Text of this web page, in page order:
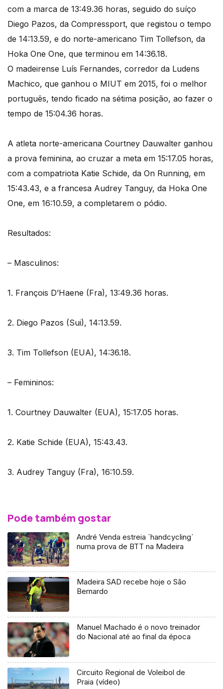
com a marca de 13:49.36 horas, seguido do suíço
Diego Pazos, da Compressport, que registou o tempo
de 14:13.59, e do norte-americano Tim Tollefson, da
Hoka One One, que terminou em 14:36.18.
O madeirense Luís Fernandes, corredor da Ludens
Machico, que ganhou o MIUT em 2015, foi o melhor
português, tendo ficado na sétima posição, ao fazer o
tempo de 15:04.36 horas.
A atleta norte-americana Courtney Dauwalter ganhou
a prova feminina, ao cruzar a meta em 15:17.05 horas,
com a compatriota Katie Schide, da On Running, em
15:43.43, e a francesa Audrey Tanguy, da Hoka One
One, em 16:10.59, a completarem o pódio.
Resultados:
– Masculinos:
1. François D’Haene (Fra), 13:49.36 horas.
2. Diego Pazos (Sui), 14:13.59.
3. Tim Tollefson (EUA), 14:36.18.
– Femininos:
1. Courtney Dauwalter (EUA), 15:17.05 horas.
2. Katie Schide (EUA), 15:43.43.
3. Audrey Tanguy (Fra), 16:10.59.
Pode também gostar
André Venda estreia `handcycling`
numa prova de BTT na Madeira
Madeira SAD recebe hoje o São
Bernardo
Manuel Machado é o novo treinador
do Nacional até ao final da época
Circuito Regional de Voleibol de
Praia (vídeo)